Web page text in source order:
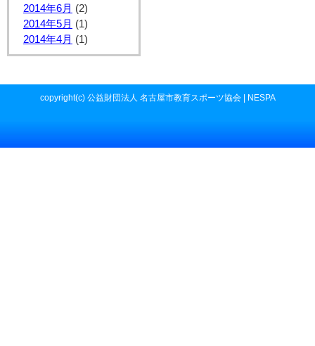
2014年6月 (2)
2014年5月 (1)
2014年4月 (1)
copyright(c) 公益財団法人 名古屋市教育スポーツ協会 | NESPA